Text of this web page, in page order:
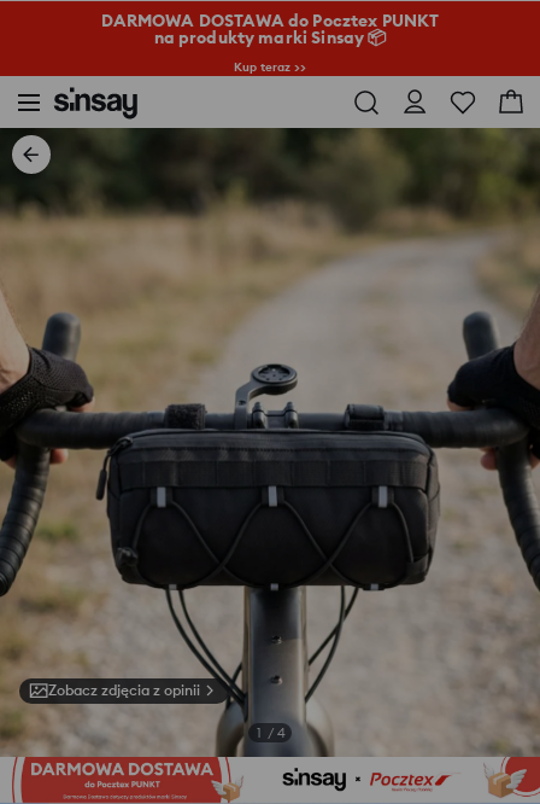
DARMOWA DOSTAWA do Pocztex PUNKT
na produkty marki Sinsay 📦
Kup teraz >>
Zobacz zdjęcia z opinii
1 / 4